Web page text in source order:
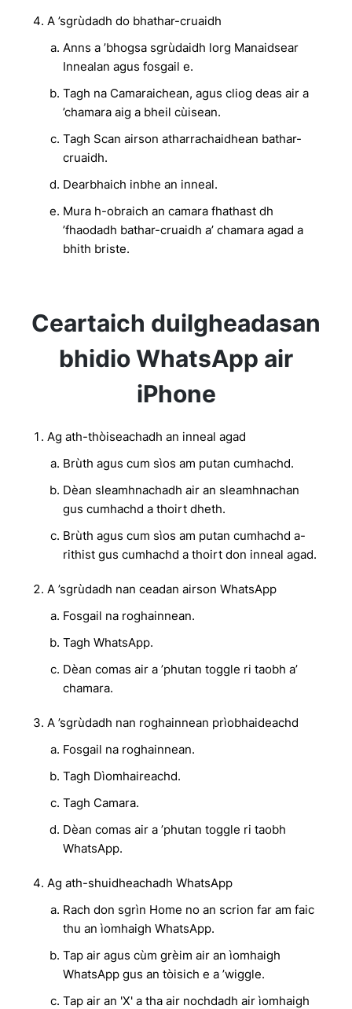
A ’sgrùdadh do bhathar-cruaidh
Anns a ’bhogsa sgrùdaidh lorg Manaidsear
Innealan agus fosgail e.
Tagh na Camaraichean, agus cliog deas air a
’chamara aig a bheil cùisean.
Tagh Scan airson atharrachaidhean bathar-
cruaidh.
Dearbhaich inbhe an inneal.
Mura h-obraich an camara fhathast dh
’fhaodadh bathar-cruaidh a’ chamara agad a
bhith briste.
Ceartaich duilgheadasan
bhidio WhatsApp air
iPhone
Ag ath-thòiseachadh an inneal agad
Brùth agus cum sìos am putan cumhachd.
Dèan sleamhnachadh air an sleamhnachan
gus cumhachd a thoirt dheth.
Brùth agus cum sìos am putan cumhachd a-
rithist gus cumhachd a thoirt don inneal agad.
A ’sgrùdadh nan ceadan airson WhatsApp
Fosgail na roghainnean.
Tagh WhatsApp.
Dèan comas air a ’phutan toggle ri taobh a’
chamara.
A ’sgrùdadh nan roghainnean prìobhaideachd
Fosgail na roghainnean.
Tagh Dìomhaireachd.
Tagh Camara.
Dèan comas air a ’phutan toggle ri taobh
WhatsApp.
Ag ath-shuidheachadh WhatsApp
Rach don sgrìn Home no an scrion far am faic
thu an ìomhaigh WhatsApp.
Tap air agus cùm grèim air an ìomhaigh
WhatsApp gus an tòisich e a ’wiggle.
Tap air an 'X' a tha air nochdadh air ìomhaigh